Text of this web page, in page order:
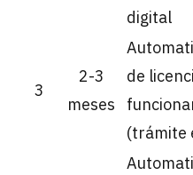
digital
3
2-3
meses
de
(trámite